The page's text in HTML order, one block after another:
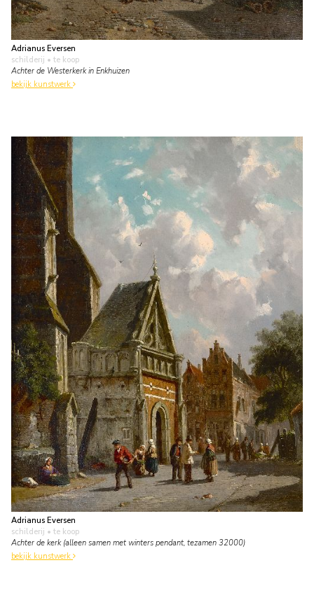
Adrianus Eversen
schilderij • te koop
Achter de Westerkerk in Enkhuizen
bekijk kunstwerk
Adrianus Eversen
schilderij • te koop
Achter de kerk (alleen samen met winters pendant, tezamen 32000)
bekijk kunstwerk